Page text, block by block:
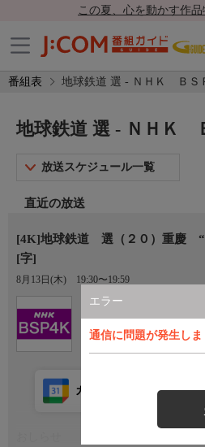
この夏、心を動かす作
番組表 地球鉄道 選 - ＮＨＫ ＢＳ
エラー
通信に問題が発生し
地球鉄道 選 - ＮＨＫ
放送スケジュール一覧
直近の放送
[4K]地球鉄道 選（２０）重慶 “
[字]
8月13日(木) 19:30〜19:59
Ch.101
ＮＨＫ ＢＳＰ４Ｋ
カレンダー登録